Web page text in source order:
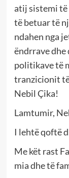
atij sistemi të
të betuar të
ndahen nga
ëndrrave
politikave të
tranzicionit
Nebil Çika!
Lamtumir,
I lehtë qoftë
Me kët rast
mia dhe të